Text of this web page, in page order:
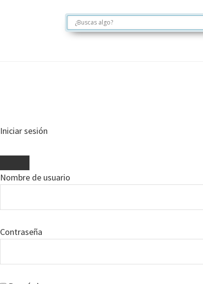
Iniciar sesión
Nombre de usuario
Contraseña